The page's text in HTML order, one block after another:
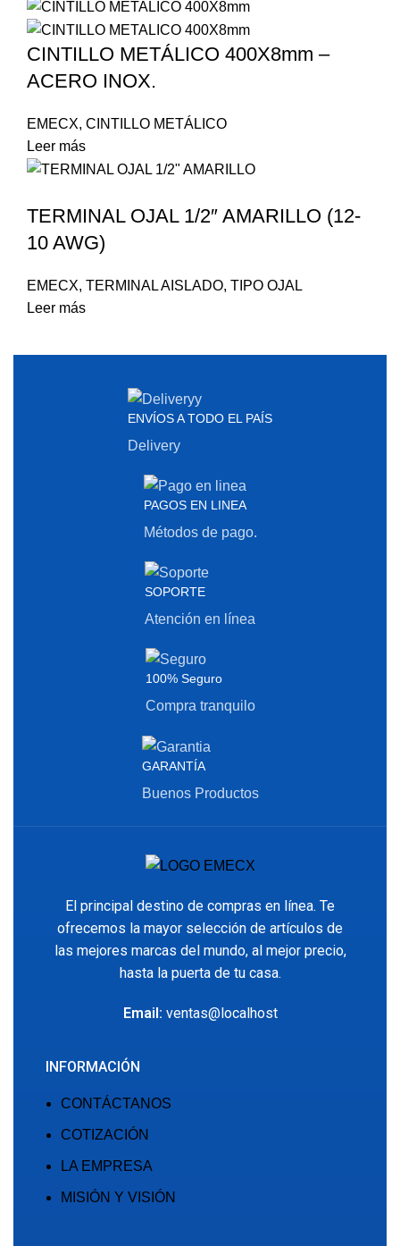
CINTILLO METÁLICO 400X8mm –
ACERO INOX.
EMECX, CINTILLO METÁLICO
Leer más
TERMINAL OJAL 1/2″ AMARILLO (12-
10 AWG)
EMECX, TERMINAL AISLADO, TIPO OJAL
Leer más
ENVÍOS A TODO EL PAÍS
Delivery
PAGOS EN LINEA
Métodos de pago.
SOPORTE
Atención en línea
100% Seguro
Compra tranquilo
GARANTÍA
Buenos Productos
El principal destino de compras en línea. Te
ofrecemos la mayor selección de artículos de
las mejores marcas del mundo, al mejor precio,
hasta la puerta de tu casa.
Email: ventas@localhost
INFORMACIÓN
CONTÁCTANOS
COTIZACIÓN
LA EMPRESA
MISIÓN Y VISIÓN